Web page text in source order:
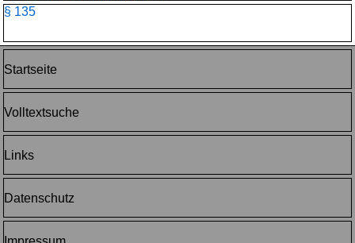
§ 135
Startseite
Volltextsuche
Links
Datenschutz